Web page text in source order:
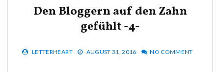
Den Bloggern auf den Zahn
gefühlt -4-
LETTERHEART AUGUST 31, 2016 NO COMMENT